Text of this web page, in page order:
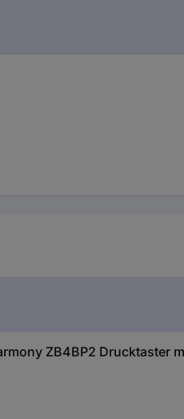
ZB4BP2 Drucktaster